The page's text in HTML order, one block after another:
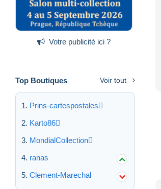
Votre publicité ici ?
Top Boutiques Voir tout
Prins-cartespostales
Karto86
MondialCollection
ranas
Clement-Marechal